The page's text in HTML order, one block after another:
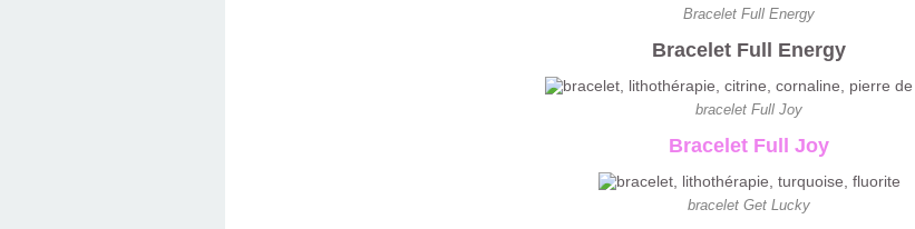
Bracelet Full Energy
Bracelet Full Energy
bracelet Full Joy
Bracelet Full Joy
bracelet Get Lucky